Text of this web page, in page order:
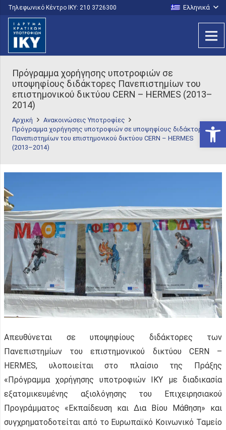
Τηλεφωνικό Κέντρο IKY: 210 3726300 Ελληνικά
Πρόγραμμα χορήγησης υποτροφιών σε
υποψηφίους διδάκτορες Πανεπιστημίων του
επιστημονικού δικτύου CERN – HERMES (2013–
2014)
Αρχική
Ανακοινώσεις Υποτροφίες
Πρόγραμμα χορήγησης υποτροφιών σε υποψηφίους διδάκτορες
Πανεπιστημίων του επιστημονικού δικτύου CERN – HERMES
(2013–2014)
Απευθύνεται σε υποψηφίους διδάκτορες των
Πανεπιστημίων του επιστημονικού δικτύου CERN –
HERMES, υλοποιείται στο πλαίσιο της Πράξης
«Πρόγραμμα χορήγησης υποτροφιών ΙΚΥ με διαδικασία
εξατομικευμένης αξιολόγησης του Επιχειρησιακού
Προγράμματος «Εκπαίδευση και Δια Βίου Μάθηση» και
συγχρηματοδοτείται από το Ευρωπαϊκό Κοινωνικό Ταμείο